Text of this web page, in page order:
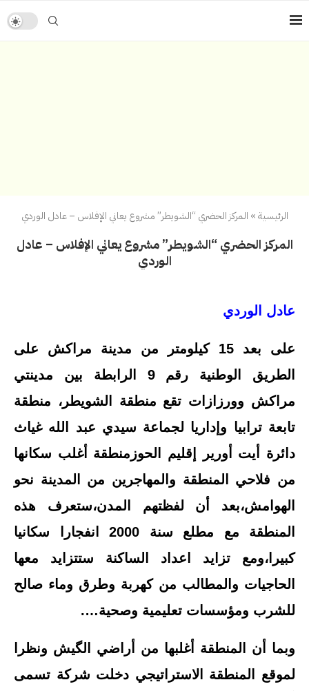
الرئيسية» المركز الحضري “الشويطر” مشروع يعاني الإفلاس – عادل الوردي
المركز الحضري “الشويطر” مشروع يعاني الإفلاس – عادل
الوردي
عادل الوردي
على بعد 15 كيلومتر من مدينة مراكش على
الطريق الوطنية رقم 9 الرابطة بين مدينتي
مراكش وورزازات تقع منطقة الشويطر، منطقة
تابعة ترابيا وإداريا لجماعة سيدي عبد الله غياث
دائرة أيت أورير إقليم الحوزمنطقة أغلب سكانها
من فلاحي المنطقة والمهاجرين من المدينة نحو
الهوامش،بعد أن لفظتهم المدن،ستعرف هذه
المنطقة مع مطلع سنة 2000 انفجارا سكانيا
كبيرا،ومع تزايد اعداد الساكنة ستتزايد معها
الحاجيات والمطالب من كهربة وطرق وماء صالح
للشرب ومؤسسات تعليمية وصحية….
وبما أن المنطقة أغلبها من أراضي الگيش ونظرا
لموقع المنطقة الاستراتيجي دخلت شركة تسمى